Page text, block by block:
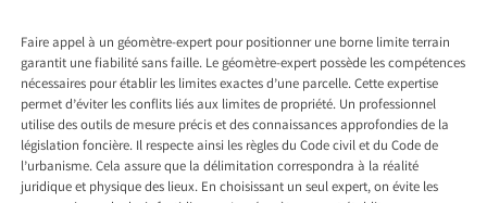
Faire appel à un géomètre-expert pour positionner une borne limite terrain
garantit une fiabilité sans faille. Le géomètre-expert possède les compétences
nécessaires pour établir les limites exactes d’une parcelle. Cette expertise
permet d’éviter les conflits liés aux limites de propriété. Un professionnel
utilise des outils de mesure précis et des connaissances approfondies de la
législation foncière. Il respecte ainsi les règles du Code civil et du Code de
l’urbanisme. Cela assure que la délimitation correspondra à la réalité
juridique et physique des lieux. En choisissant un seul expert, on évite les